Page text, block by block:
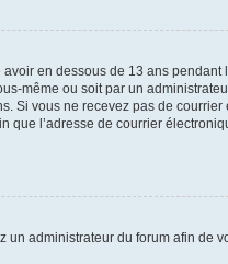
en dessous de 13 ans pendant
même ou soit par un
Si vous ne recevez pas de courrier
que l’adresse de courrier
un administrateur du forum afin de